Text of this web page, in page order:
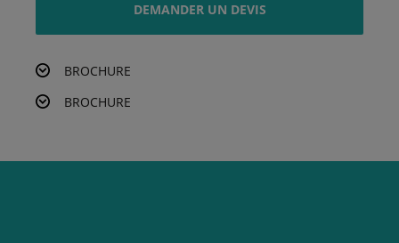
DEMANDER UN DEVIS
BROCHURE
BROCHURE